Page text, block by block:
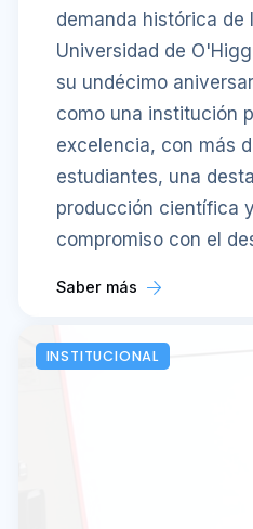
demanda histórica de
Universidad de
su undécimo
como una institución
excelencia, con más
estudiantes, una
producción científica
compromiso con el
Saber más
INSTITUCIONAL